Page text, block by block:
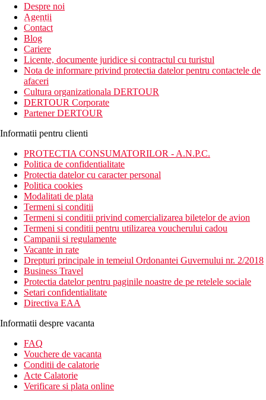
newsletter!
Despre noi
Agentii
Contact
Blog
Cariere
Licente, documente juridice si contractul cu turistul
Nota de informare privind protectia datelor pentru contactele de
afaceri
Cultura organizationala DERTOUR
DERTOUR Corporate
Partener DERTOUR
Informatii pentru clienti
PROTECTIA CONSUMATORILOR - A.N.P.C.
Politica de confidentialitate
Protectia datelor cu caracter personal
Politica cookies
Modalitati de plata
Termeni si conditii
Termeni si conditii privind comercializarea biletelor de avion
Termeni si conditii pentru utilizarea voucherului cadou
Campanii si regulamente
Vacante in rate
Drepturi principale in temeiul Ordonantei Guvernului nr. 2/2018
Business Travel
Protectia datelor pentru paginile noastre de pe retelele sociale
Setari confidentialitate
Directiva EAA
Informatii despre vacanta
FAQ
Vouchere de vacanta
Conditii de calatorie
Acte Calatorie
Verificare si plata online